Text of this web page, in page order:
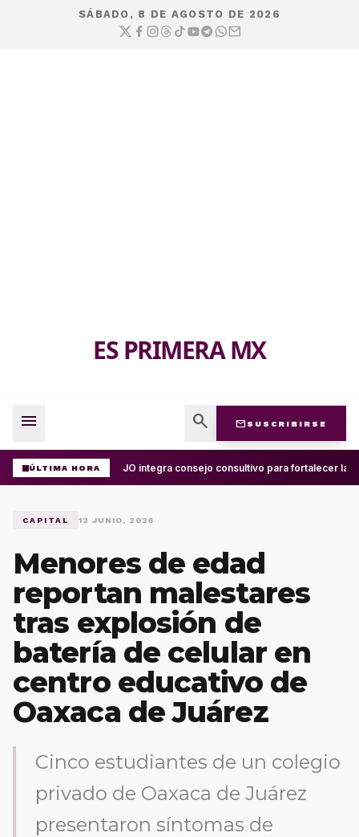
SÁBADO, 8 DE AGOSTO DE 2026
ES PRIMERA MX
menu search mail SUSCRIBIRSE
ÚLTIMA HORAUABJO integra consejo consultivo para fortalecer la
CAPITAL 12 JUNIO, 2026
Menores de edad
reportan malestares
tras explosión de
batería de celular en
centro educativo de
Oaxaca de Juárez
Cinco estudiantes de un colegio
privado de Oaxaca de Juárez
presentaron síntomas de